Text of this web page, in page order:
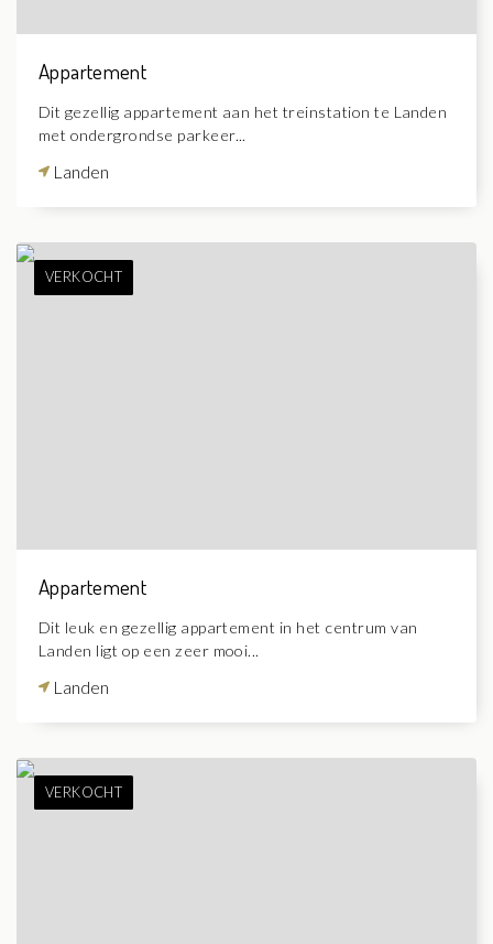
Appartement
Dit gezellig appartement aan het treinstation te Landen
met ondergrondse parkeer...
Landen
VERKOCHT
Appartement
Dit leuk en gezellig appartement in het centrum van
Landen ligt op een zeer mooi...
Landen
VERKOCHT